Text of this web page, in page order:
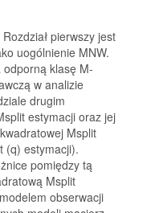
pierwszy jest
uogólnienie MNW.
klasę M-
w analizie
drugim
estymacji oraz jej
Msplit
(q) estymacji).
pomiędzy tą
Msplit
obserwacji